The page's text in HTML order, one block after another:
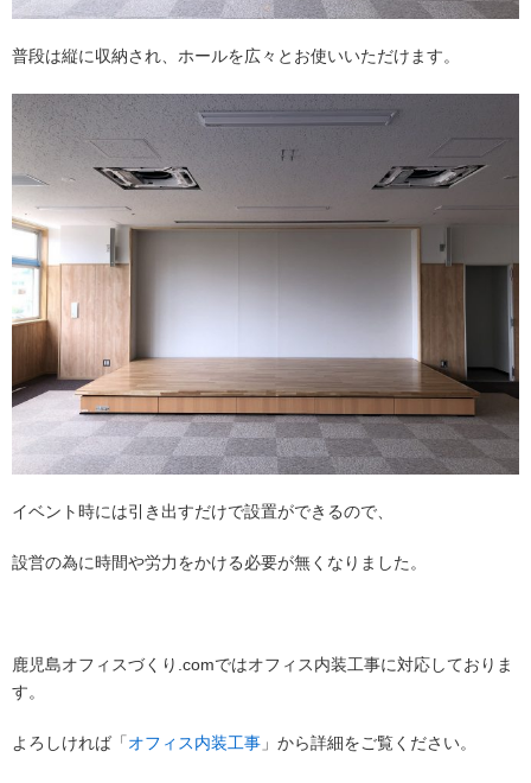
普段は縦に収納され、ホールを広々とお使いいただけます。
イベント時には引き出すだけで設置ができるので、
設営の為に時間や労力をかける必要が無くなりました。
鹿児島オフィスづくり.comではオフィス内装工事に対応しておりま
す。
よろしければ「オフィス内装工事 」から詳細をご覧ください。